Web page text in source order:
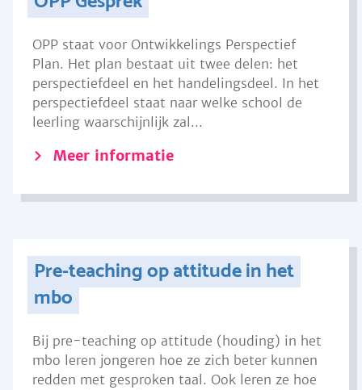
OPP staat voor Ontwikkelings Perspectief
Plan. Het plan bestaat uit twee delen: het
perspectiefdeel en het handelingsdeel. In het
perspectiefdeel staat naar welke school de
leerling waarschijnlijk zal...
Meer informatie
Pre-teaching op attitude in het
mbo
Bij pre-teaching op attitude (houding) in het
mbo leren jongeren hoe ze zich beter kunnen
redden met gesproken taal. Ook leren ze hoe